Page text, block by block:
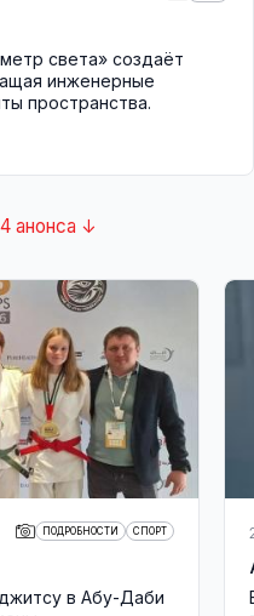
света» создаёт
инженерные
пространства.
анонса ↓
ПОДРОБНОСТИ СПОРТ
в Абу-Даби